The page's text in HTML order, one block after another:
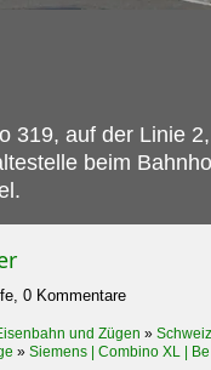
319, auf der Linie
beim
0 Kommentare
und Zügen » Schweiz
» Siemens | Combino XL |